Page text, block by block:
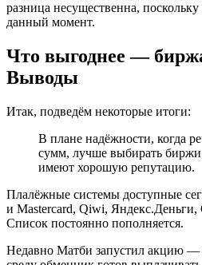
разница несущественна, поскольку
данный момент.
Что выгоднее —
Выводы
Итак, подведём некоторые итоги:
В плане надёжности, когда
сумм, лучше выбирать
имеют хорошую репутацию.
Плалёжные системы доступные
и Mastercard, Qiwi,
Список постоянно пополняется.
Недавно Матби запустил акцию